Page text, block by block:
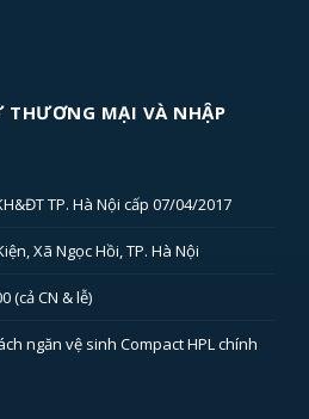
THƯƠNG MẠI VÀ NHẬP
TP. Hà Nội cấp 07/04/2017
Xã Ngọc Hồi, TP. Hà Nội
(cả CN & lễ)
ngăn vệ sinh Compact HPL chính